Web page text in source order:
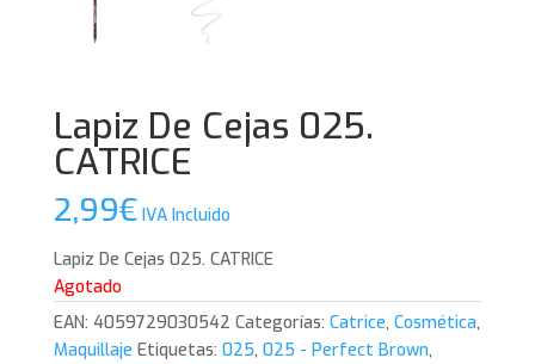
Lapiz De Cejas 025.
CATRICE
2,99€ IVA Incluido
Lapiz De Cejas 025. CATRICE
Agotado
EAN: 4059729030542 Categorías: Catrice, Cosmética,
Maquillaje Etiquetas: 025, 025 - Perfect Brown,